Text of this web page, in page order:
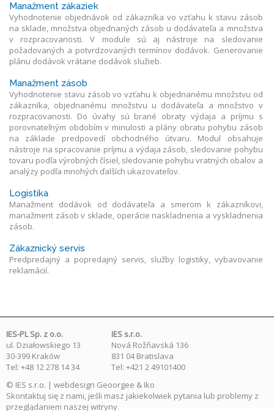
Manažment zákaziek
Vyhodnotenie objednávok od zákazníka vo vzťahu k stavu zásob
na sklade, množstva objednaných zásob u dodávateľa a množstva
v rozpracovanosti. V module sú aj nástroje na sledovanie
požadovaných a potvrdzovaných termínov dodávok. Generovanie
plánu dodávok vrátane dodávok služieb.
Manažment zásob
Vyhodnotenie stavu zásob vo vzťahu k objednanému množstvu od
zákazníka, objednanému množstvu u dodávateľa a množstvo v
rozpracovanosti. Do úvahy sú brané obraty výdaja a príjmu s
porovnateľným obdobím v minulosti a plány obratu pohybu zásob
na základe predpovedí obchodného útvaru. Modul obsahuje
nástroje na spracovanie príjmu a výdaja zásob, sledovanie pohybu
tovaru podľa výrobných čísiel, sledovanie pohybu vratných obalov a
analýzy podľa mnohých ďalších ukazovateľov.
Logistika
Manažment dodávok od dodávateľa a smerom k zákazníkovi,
manažment zásob v sklade, operácie naskladnenia a vyskladnenia
zásob.
Zákaznický servis
Predpredajný a popredajný servis, služby logistiky, vybavovanie
reklamácií.
IES-PL Sp. z o.o.
ul. Działowskiego 13
30-399 Kraków
Tel: +48 12 278 14 34
IES s.r.o.
Nová Rožňavská 136
831 04 Bratislava
Tel: +421 2 49101400
© IES s.r.o. | webdesign Geoorgee & Iko
Skontaktuj się z nami, jeśli masz jakiekolwiek pytania lub problemy z
przeglądaniem naszej witryny.